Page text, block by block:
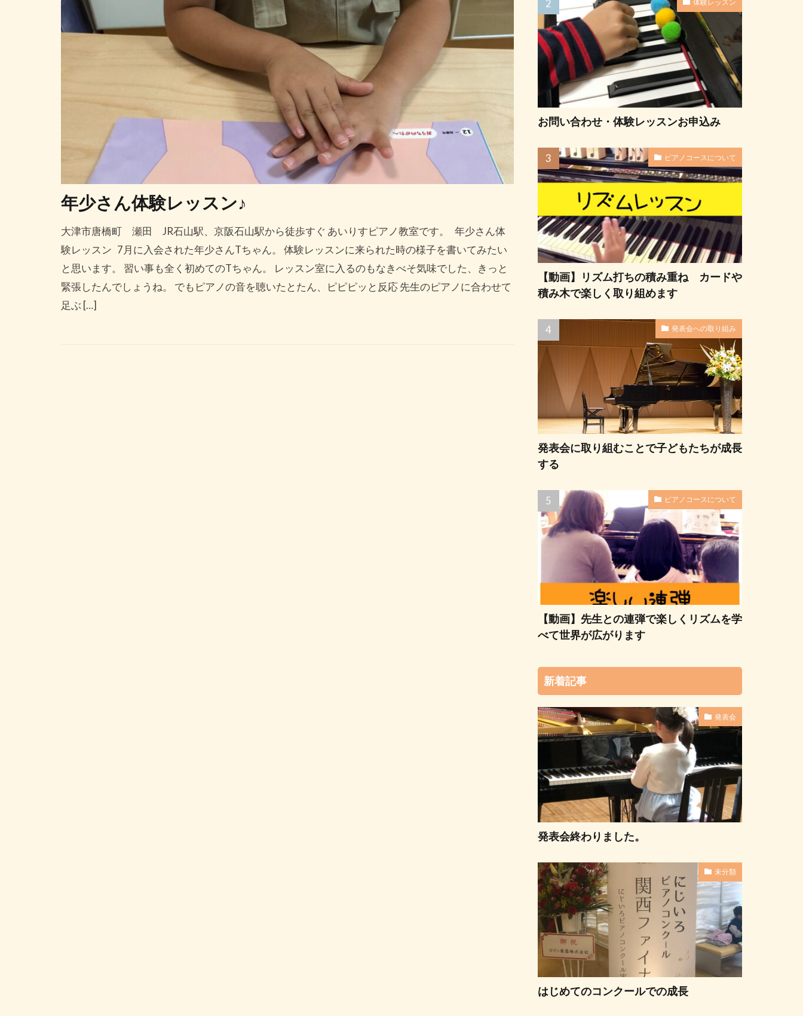
年少さん体験レッスン♪
大津市唐橋町 瀬田 JR石山駅、京阪石山駅から徒歩すぐ あいりすピアノ教室です。 年少さん体
験レッスン 7月に入会された年少さんTちゃん。 体験レッスンに来られた時の様子を書いてみたい
と思います。 習い事も全く初めてのTちゃん。 レッスン室に入るのもなきべそ気味でした、きっと
緊張したんでしょうね。 でもピアノの音を聴いたとたん、ピピピッと反応 先生のピアノに合わせて
足ぶ […]
体験レッスン
お問い合わせ・体験レッスンお申込み
ピアノコースについて
【動画】リズム打ちの積み重ね カードや
積み木で楽しく取り組めます
発表会への取り組み
発表会に取り組むことで子どもたちが成長
する
ピアノコースについて
【動画】先生との連弾で楽しくリズムを学
べて世界が広がります
新着記事
発表会
発表会終わりました。
未分類
はじめてのコンクールでの成長